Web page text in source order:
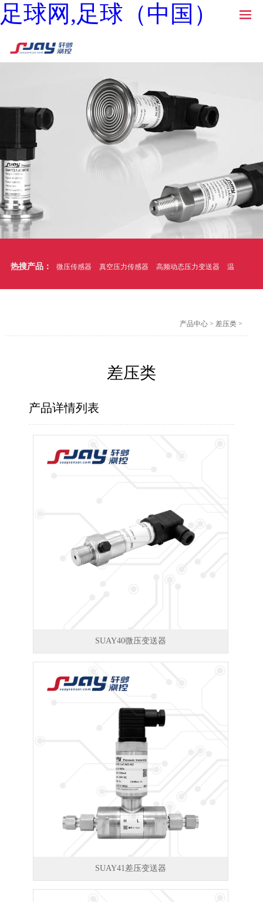
足球网,足球（中国）
热搜产品： 微压传感器 真空压力传感器 高频动态压力变送器 温压一体式压力传感器
产品中心 > 差压类 >
差压类
产品详情列表
SUAY40微压变送器
SUAY41差压变送器